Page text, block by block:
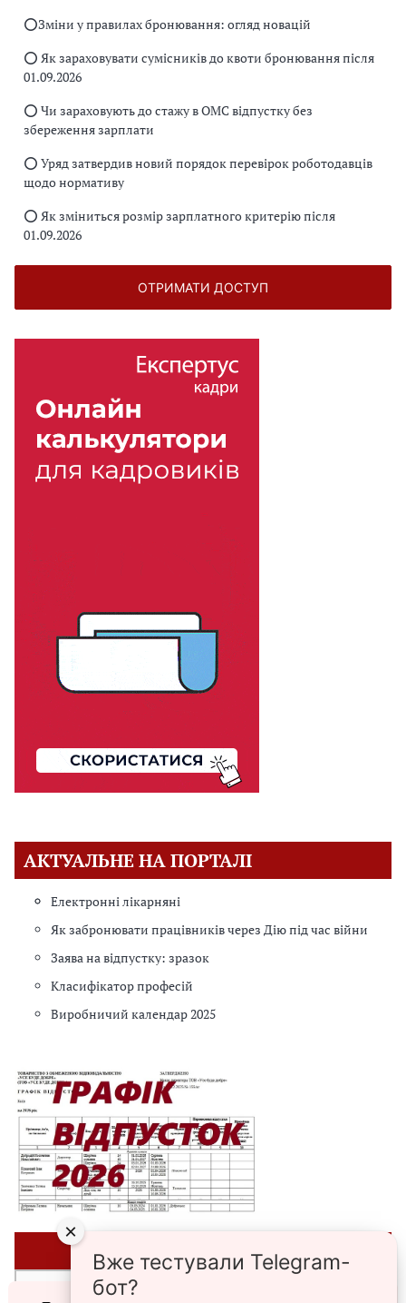
⭕️Зміни у правилах бронювання: огляд новацій
⭕️ Як зараховувати сумісників до квоти бронювання після
01.09.2026
⭕️ Чи зараховують до стажу в ОМС відпустку без
збереження зарплати
⭕️ Уряд затвердив новий порядок перевірок роботодавців
щодо нормативу
⭕️ Як зміниться розмір зарплатного критерію після
01.09.2026
ОТРИМАТИ ДОСТУП
АКТУАЛЬНЕ НА ПОРТАЛІ
Електронні лікарняні
Як забронювати працівників через Дію під час війни
Заява на відпустку: зразок
Класифікатор професій
Виробничий календар 2025
⭐ЗРАЗКИ⭐
►Списки персонального військового обліку призовників,
Вже тестували Telegram-
бот?
×